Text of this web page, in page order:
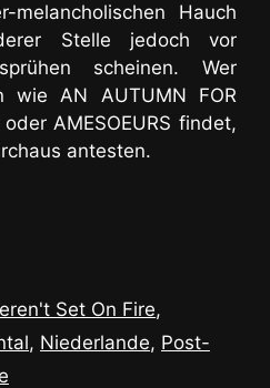
melancholischen Hauch
Stelle jedoch vor
scheinen. Wer
wie AN AUTUMN FOR
oder AMESOEURS findet,
antesten.
Set On Fire,
, Niederlande, Post-